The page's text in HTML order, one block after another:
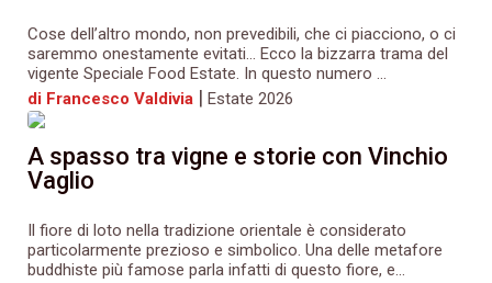
Cose dell’altro mondo, non prevedibili, che ci piacciono, o ci
saremmo onestamente evitati… Ecco la bizzarra trama del
vigente Speciale Food Estate. In questo numero ...
di Francesco Valdivia | Estate 2026
A spasso tra vigne e storie con Vinchio
Vaglio
Il fiore di loto nella tradizione orientale è considerato
particolarmente prezioso e simbolico. Una delle metafore
buddhiste più famose parla infatti di questo fiore, e...